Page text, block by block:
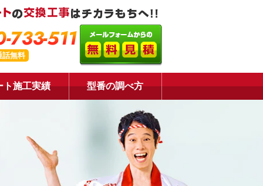
733-511
話無料
ト施工実績 型番の調べ方